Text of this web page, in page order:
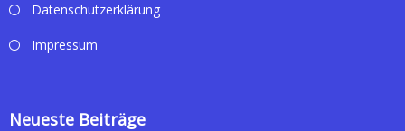
Datenschutzerklärung
Impressum
Neueste Beiträge